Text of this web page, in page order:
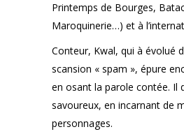
Printemps de Bourges,
Maroquinerie…) et à
Conteur, Kwal, qui à évolué
scansion « spam », épure
en osant la parole contée. Il
savoureux, en incarnant de
personnages.